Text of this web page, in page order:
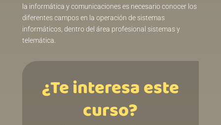
la informática y comunicaciones es necesario conocer los
diferentes campos en la operación de sistemas
informáticos, dentro del área profesional sistemas y
telemática.
¿Te interesa este
curso?